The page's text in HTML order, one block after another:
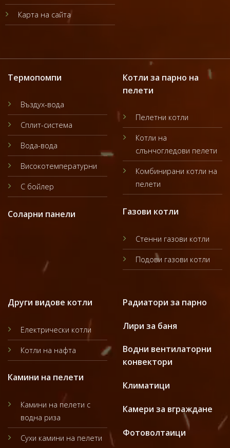
Карта на сайта
Термопомпи
Въздух-вода
Сплит-система
Вода-вода
Високотемпературни
С бойлер
Соларни панели
Котли за парно на
пелети
Пелетни котли
Котли на
слънчогледови пелети
Комбинирани котли на
пелети
Газови котли
Стенни газови котли
Подови газови котли
Други видове котли
Електрически котли
Котли на нафта
Камини на пелети
Камини на пелети с
водна риза
Сухи камини на пелети
Радиатори за парно
Лири за баня
Водни вентилаторни
конвектори
Климатици
Камери за вграждане
Фотоволтаици